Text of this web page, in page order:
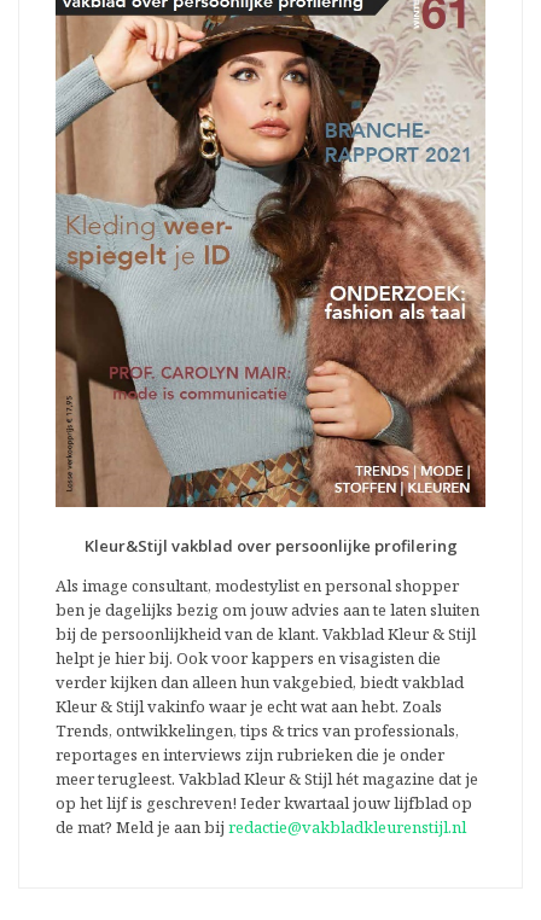
Kleur&Stijl vakblad over persoonlijke profilering
Als image consultant, modestylist en personal shopper
ben je dagelijks bezig om jouw advies aan te laten sluiten
bij de persoonlijkheid van de klant. Vakblad Kleur & Stijl
helpt je hier bij. Ook voor kappers en visagisten die
verder kijken dan alleen hun vakgebied, biedt vakblad
Kleur & Stijl vakinfo waar je echt wat aan hebt. Zoals
Trends, ontwikkelingen, tips & trics van professionals,
reportages en interviews zijn rubrieken die je onder
meer terugleest. Vakblad Kleur & Stijl hét magazine dat je
op het lijf is geschreven! Ieder kwartaal jouw lijfblad op
de mat? Meld je aan bij redactie@vakbladkleurenstijl.nl